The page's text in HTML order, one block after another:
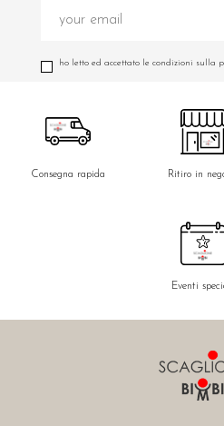
ho letto ed accettato le condizioni sulla
Consegna rapida Ritiro in
Eventi